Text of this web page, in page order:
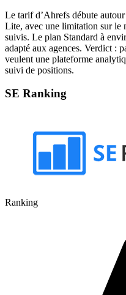
Le tarif d’Ahrefs débute
Lite, avec une limitation sur le
suivis. Le plan Standard à
adapté aux agences. Verdict :
veulent une plateforme
suivi de positions.
SE Ranking
Ranking